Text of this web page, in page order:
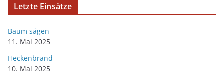
Letzte Einsätze
Baum sägen
11. Mai 2025
Heckenbrand
10. Mai 2025